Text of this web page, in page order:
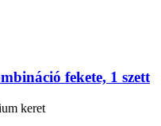
fekete, 1 szett
keret